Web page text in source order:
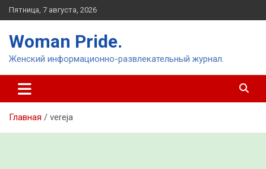
Перейти
к
Пятница, 7 августа, 2026
Woman Pride.
Женский информационно-развлекательный журнал.
Главная vereja